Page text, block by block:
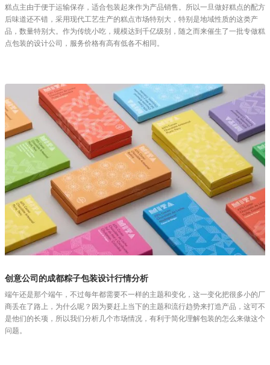
糕点主由于便于运输保存，适合包装起来作为产品销售。所以一旦做好糕点的配方
后味道还不错，采用现代工艺生产的糕点市场特别大，特别是地域性质的这类产
品，数量特别大。作为传统小吃，规模达到千亿级别，随之而来催生了一批专做糕
点包装的设计公司，服务价格有高有低各不相同。
创意公司的成都粽子包装设计行情分析
端午还是那个端午，不过每年都需要不一样的主题和变化，这一变化把很多小的厂
商丢在了路上，为什么呢？因为要赶上当下的主题和流行趋势来打造产品，这可不
是他们的长项，所以我们分析几个市场情况，有利于简化理解包装的怎么来做这个
问题。